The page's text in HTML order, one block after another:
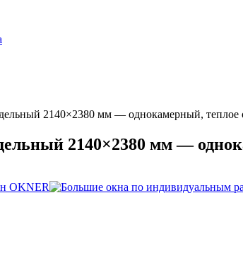
2140×2380 мм — однокамерный, теплое
2140×2380 мм —